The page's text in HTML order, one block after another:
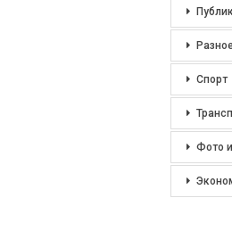
Спорт
Фото